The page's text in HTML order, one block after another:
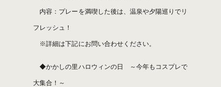
内容：プレーを満喫した後は、温泉や夕陽巡りでリ
フレッシュ！
※詳細は下記にお問い合わせください。
◆かかしの里ハロウィンの日 ～今年もコスプレで
大集合！～